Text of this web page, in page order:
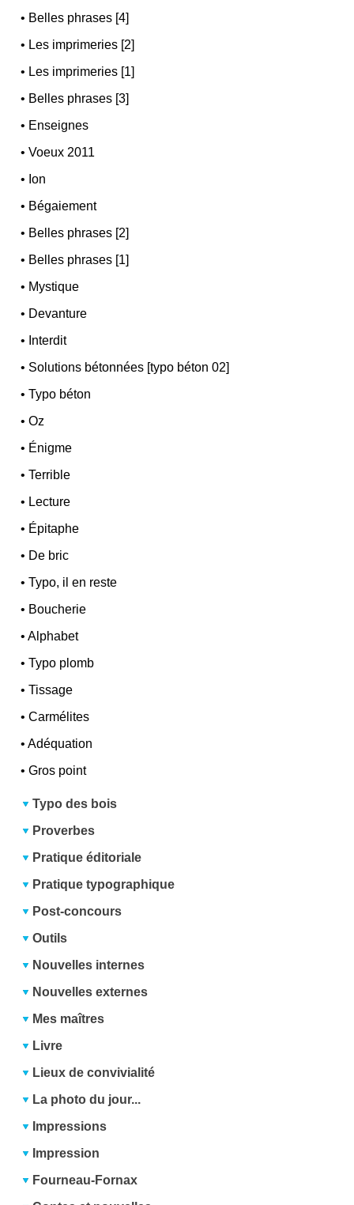
• Belles phrases [4]
• Les imprimeries [2]
• Les imprimeries [1]
• Belles phrases [3]
• Enseignes
•Voeux 2011
• Ion
• Bégaiement
• Belles phrases [2]
• Belles phrases [1]
• Mystique
• Devanture
• Interdit
• Solutions bétonnées [typo béton 02]
•Typo béton
•Oz
• Énigme
•Terrible
• Lecture
• Épitaphe
• De bric
•Typo, il en reste
• Boucherie
•Alphabet
•Typo plomb
•Tissage
•Carmélites
•Adéquation
•Gros point
Typo des bois
Proverbes
Pratique éditoriale
Pratique typographique
Post-concours
Outils
Nouvelles internes
Nouvelles externes
Mes maîtres
Livre
Lieux de convivialité
La photo du jour...
Impressions
Impression
Fourneau-Fornax